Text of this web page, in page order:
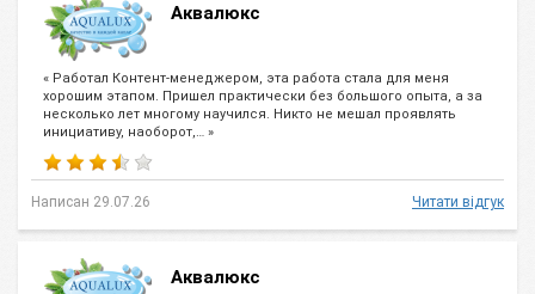
Аквалюкс
« Работал Контент-менеджером, эта работа стала для меня
хорошим этапом. Пришел практически без большого опыта, а за
несколько лет многому научился. Никто не мешал проявлять
инициативу, наоборот,… »
Написан 29.07.26 Читати відгук
Аквалюкс